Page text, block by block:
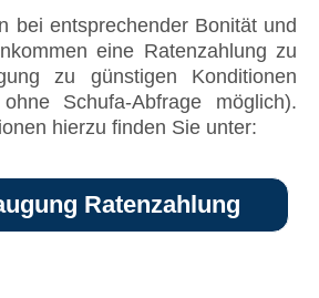
bei entsprechender Bonität und
eine Ratenzahlung zu
zu günstigen Konditionen
Schufa-Abfrage möglich).
hierzu finden Sie unter:
Ratenzahlung